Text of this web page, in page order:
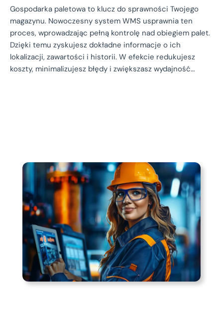
Gospodarka paletowa to klucz do sprawności Twojego
magazynu. Nowoczesny system WMS usprawnia ten
proces, wprowadzając pełną kontrolę nad obiegiem palet.
Dzięki temu zyskujesz dokładne informacje o ich
lokalizacji, zawartości i historii. W efekcie redukujesz
koszty, minimalizujesz błędy i zwiększasz wydajność…